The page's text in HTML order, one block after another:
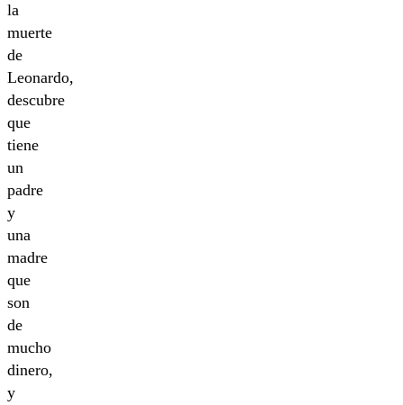
la
muerte
de
Leonardo,
descubre
que
tiene
un
padre
y
una
madre
que
son
de
mucho
dinero,
y